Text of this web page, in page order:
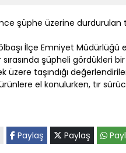
şüphe üzerine
İlçe Emniyet Müdürlüğü
şüpheli gördükleri bir
taşındığı
el konulurken, tır
Paylaş Paylaş